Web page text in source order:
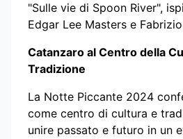
"Sulle vie di Spoon River",
Edgar Lee Masters e
Catanzaro al Centro della
Tradizione
La Notte Piccante 2024
come centro di cultura e
unire passato e futuro in un